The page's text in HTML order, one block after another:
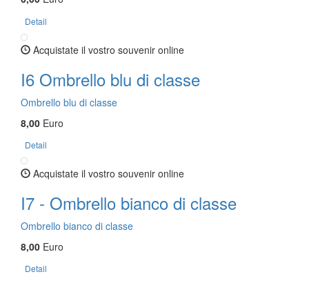
Detail
Acquistate il vostro souvenir online
I6 Ombrello blu di classe
Ombrello blu di classe
8,00 Euro
Detail
Acquistate il vostro souvenir online
I7 - Ombrello bianco di classe
Ombrello bianco di classe
8,00 Euro
Detail